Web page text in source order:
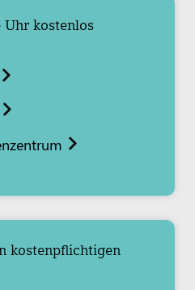
Uhr kostenlos
kostenpflichtigen